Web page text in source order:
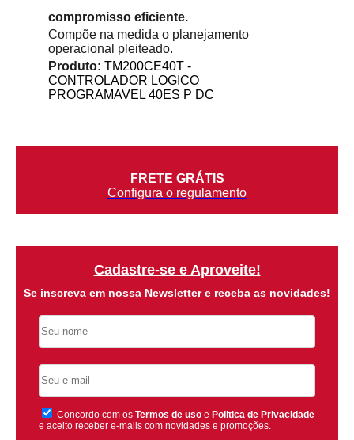
compromisso eficiente.
Compõe na medida o planejamento
operacional pleiteado.
Produto: TM200CE40T -
CONTROLADOR LOGICO
PROGRAMAVEL 40ES P DC
FRETE GRÁTIS
Configura o regulamento
Cadastre-se e Aproveite!
Se inscreva em nossa Newsletter e receba as novidades!
Concordo com os Termos de uso e Politica de Privacidade
e aceito receber e-mails com novidades e promoções.